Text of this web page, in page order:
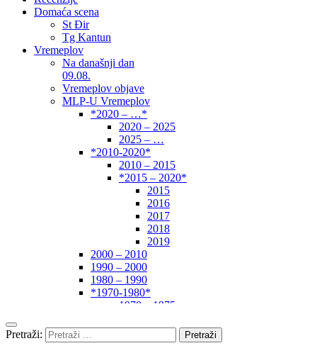
Domaća scena
St Đir
Tg Kantun
Vremeplov
Na današnji dan
09.08.
Vremeplov objave
MLP-U Vremeplov
*2020 – …*
2020 – 2025
2025 – …
*2010-2020*
2010 – 2015
*2015 – 2020*
2015
2016
2017
2018
2019
2000 – 2010
1990 – 2000
1980 – 1990
*1970-1980*
1970 – 1975
1960 – 1970
1950 – 1960
Pretraži: